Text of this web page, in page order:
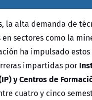
la alta demanda de
sectores como la
ha impulsado estos
impartidas por
y Centros de
cuatro y cinco